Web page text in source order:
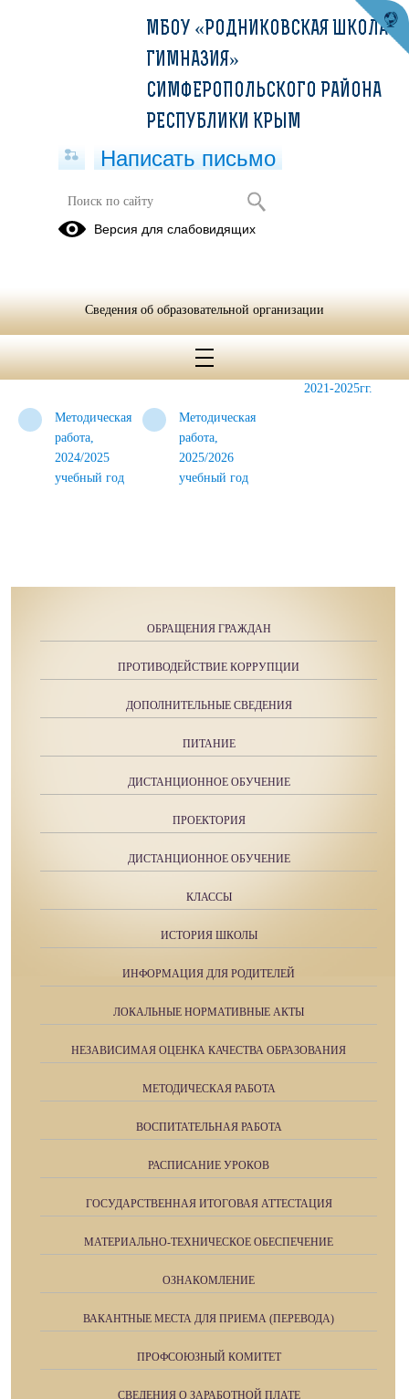
Методическая работа
Для
мониторингов
2021-2025гг.
Методическая
работа,
2024/2025
учебный год
Методическая
работа,
2025/2026
учебный год
ОБРАЩЕНИЯ ГРАЖДАН
ПРОТИВОДЕЙСТВИЕ КОРРУПЦИИ
ДОПОЛНИТЕЛЬНЫЕ СВЕДЕНИЯ
ПИТАНИЕ
ДИСТАНЦИОННОЕ ОБУЧЕНИЕ
ПРОЕКТОРИЯ
ДИСТАНЦИОННОЕ ОБУЧЕНИЕ
КЛАССЫ
ИСТОРИЯ ШКОЛЫ
ИНФОРМАЦИЯ ДЛЯ РОДИТЕЛЕЙ
ЛОКАЛЬНЫЕ НОРМАТИВНЫЕ АКТЫ
НЕЗАВИСИМАЯ ОЦЕНКА КАЧЕСТВА ОБРАЗОВАНИЯ
МЕТОДИЧЕСКАЯ РАБОТА
ВОСПИТАТЕЛЬНАЯ РАБОТА
РАСПИСАНИЕ УРОКОВ
ГОСУДАРСТВЕННАЯ ИТОГОВАЯ АТТЕСТАЦИЯ
МАТЕРИАЛЬНО-ТЕХНИЧЕСКОЕ ОБЕСПЕЧЕНИЕ
ОЗНАКОМЛЕНИЕ
ВАКАНТНЫЕ МЕСТА ДЛЯ ПРИЕМА (ПЕРЕВОДА)
ПРОФСОЮЗНЫЙ КОМИТЕТ
СВЕДЕНИЯ О ЗАРАБОТНОЙ ПЛАТЕ
МБОУ «РОДНИКОВСКАЯ ШКОЛА-
ГИМНАЗИЯ»
СИМФЕРОПОЛЬСКОГО РАЙОНА
РЕСПУБЛИКИ КРЫМ
Написать письмо
Версия для слабовидящих
Сведения об образовательной организации